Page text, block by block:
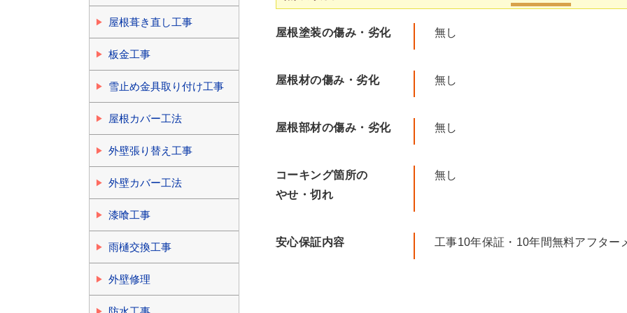
屋根塗装の傷み・劣化 無し
屋根材の傷み・劣化 無し
屋根部材の傷み・劣化 無し
コーキング箇所の
やせ・切れ
無し
安心保証内容 工事10年保証・10年間無料アフター
屋根葺き直し工事
板金工事
雪止め金具取り付け工事
屋根カバー工法
外壁張り替え工事
外壁カバー工法
漆喰工事
雨樋交換工事
外壁修理